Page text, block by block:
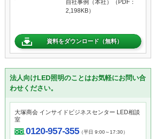
自社事例（本社）（PDF：
2,198KB）
資料をダウンロード（無料）
法人向けLED照明のことはお気軽にお問い合
わせください。
大塚商会 インサイドビジネスセンター LED相談
室
0120-957-355（平日 9:00～17:30）